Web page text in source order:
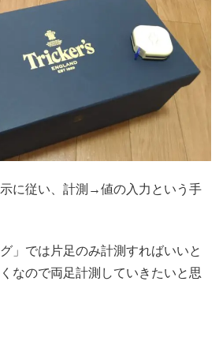
に従い、計測→値の入力という手
」では片足のみ計測すればいいと
なので両足計測していきたいと思